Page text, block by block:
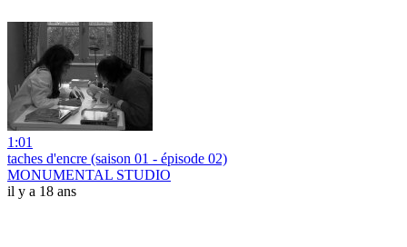
1:01
taches d'encre (saison 01 - épisode 02)
MONUMENTAL STUDIO
il y a 18 ans